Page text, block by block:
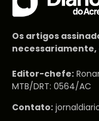
Os artigos
necessariamente,
Editor-chefe:
MTB/DRT: 0564/AC
Contato: